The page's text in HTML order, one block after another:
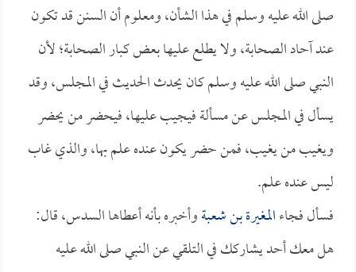
صلى الله عليه وسلم في هذا الشأن، ومعلوم أن السنن قد تكون
عند آحاد الصحابة، ولا يطلع عليها بعض كبار الصحابة؛ لأن
النبي صلى الله عليه وسلم كان يحدث الحديث في المجلس، وقد
يسأل في المجلس عن مسألة فيجيب عليها، فيحضر من يحضر
ويغيب من يغيب، فمن حضر يكون عنده علم بها، والذي غاب
ليس عنده علم.
فسأل فجاءالمغيرة بن شعبةوأخبره بأنه أعطاها السدس، قال:
هل معك أحد يشاركك في التلقي عن النبي صلى الله عليه